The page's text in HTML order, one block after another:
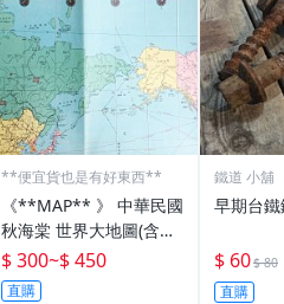
**便宜貨也是有好東西**
《**MAP** 》 中華民國
秋海棠 世界大地圖(含各
國國旗) 文獻珍藏
$ 300~$ 450
直購
鐵道 小舖
早期台
$ 60$ 80
直購